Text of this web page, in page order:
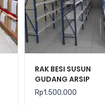
RAK BESI SUSUN
GUDANG ARSIP
KANTOR SERBAGUNA
TIPE JF-70
Rp1.500.000